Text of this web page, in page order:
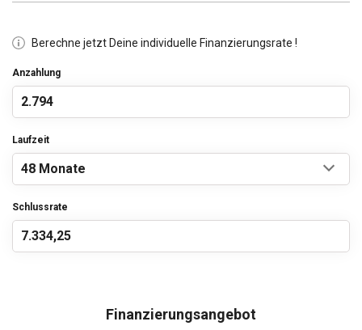
Berechne jetzt Deine individuelle Finanzierungsrate !
Anzahlung
Laufzeit
Schlussrate
Finanzierungsangebot